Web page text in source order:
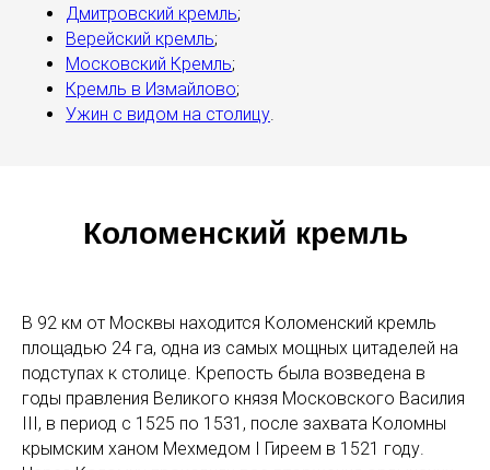
Дмитровский кремль;
Верейский кремль;
Московский Кремль;
Кремль в Измайлово;
Ужин с видом на столицу.
Коломенский кремль
В 92 км от Москвы находится Коломенский кремль
площадью 24 га, одна из самых мощных цитаделей на
подступах к столице. Крепость была возведена в
годы правления Великого князя Московского Василия
III, в период с 1525 по 1531, после захвата Коломны
крымским ханом Мехмедом I Гиреем в 1521 году.